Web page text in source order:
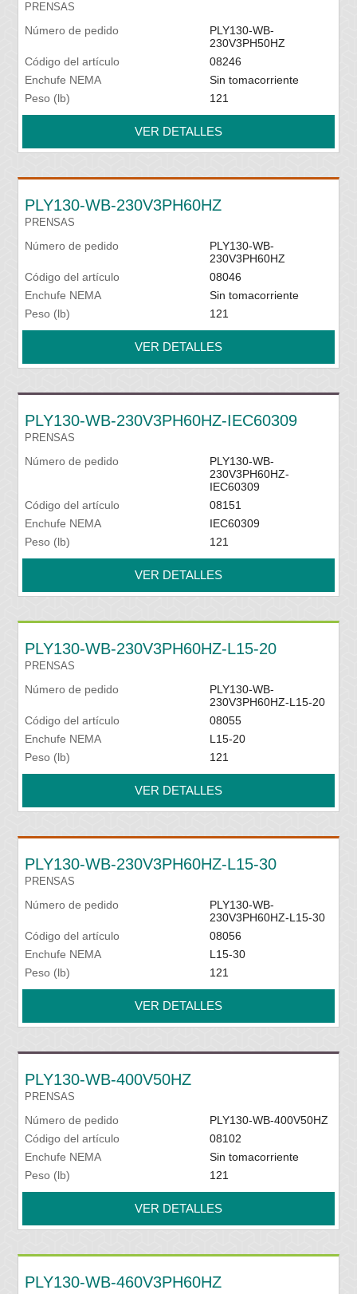
PRENSAS
Número de pedido
PLY130-WB-
230V3PH50HZ
Código del artículo
08246
Enchufe NEMA
Sin tomacorriente
Peso (lb)
121
VER DETALLES
PLY130-WB-230V3PH60HZ
PRENSAS
Número de pedido
PLY130-WB-
230V3PH60HZ
Código del artículo
08046
Enchufe NEMA
Sin tomacorriente
Peso (lb)
121
VER DETALLES
PLY130-WB-230V3PH60HZ-IEC60309
PRENSAS
Número de pedido
PLY130-WB-
230V3PH60HZ-
IEC60309
Código del artículo
08151
Enchufe NEMA
IEC60309
Peso (lb)
121
VER DETALLES
PLY130-WB-230V3PH60HZ-L15-20
PRENSAS
Número de pedido
PLY130-WB-
230V3PH60HZ-L15-20
Código del artículo
08055
Enchufe NEMA
L15-20
Peso (lb)
121
VER DETALLES
PLY130-WB-230V3PH60HZ-L15-30
PRENSAS
Número de pedido
PLY130-WB-
230V3PH60HZ-L15-30
Código del artículo
08056
Enchufe NEMA
L15-30
Peso (lb)
121
VER DETALLES
PLY130-WB-400V50HZ
PRENSAS
Número de pedido
PLY130-WB-400V50HZ
Código del artículo
08102
Enchufe NEMA
Sin tomacorriente
Peso (lb)
121
VER DETALLES
PLY130-WB-460V3PH60HZ